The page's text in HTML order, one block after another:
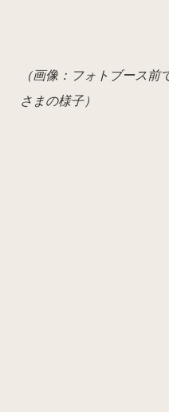
（画像：フォトブース
さまの様子）